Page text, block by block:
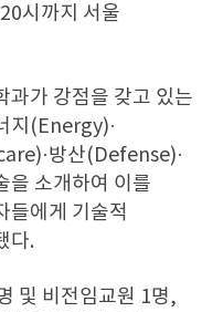
시까지 서울
과가 강점을 갖고 있는
지(Energy)·
방산(Defense)·
을 소개하여 이를
들에게 기술적
다.
및 비전임교원 1명,